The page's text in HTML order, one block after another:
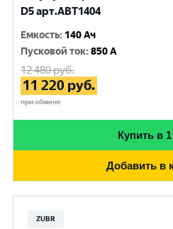
D5 арт.ABT1404
Емкость: 140 Ач
Пусковой ток:850 A
12 480руб.
11 220 руб.
при обмене
Купить в
Добавить в
ZUBR